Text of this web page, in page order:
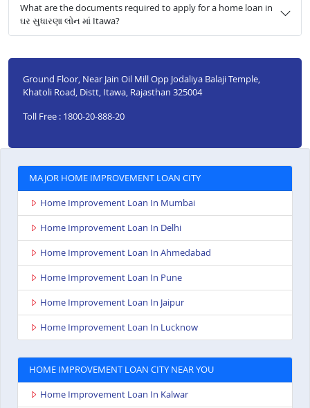
What are the documents required to apply for a home loan in
ઘર સુધારણા લોન માં Itawa?
Ground Floor, Near Jain Oil Mill Opp Jodaliya Balaji Temple,
Khatoli Road, Distt, Itawa, Rajasthan 325004
Toll Free : 1800-20-888-20
MAJOR HOME IMPROVEMENT LOAN CITY
Home Improvement Loan In Mumbai
Home Improvement Loan In Delhi
Home Improvement Loan In Ahmedabad
Home Improvement Loan In Pune
Home Improvement Loan In Jaipur
Home Improvement Loan In Lucknow
HOME IMPROVEMENT LOAN CITY NEAR YOU
Home Improvement Loan In Kalwar